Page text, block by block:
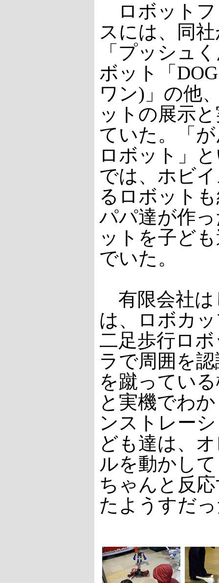
ロボットフ
スには、同
「プッシュ
ボット「
ワン)」の他
ットの展示
ていた。「
ロボット」
では、ホビ
るロボット
パパ達が作
ットを子ど
でいた。
有限会社は
は、ロボカ
二足歩行ロ
ラで周囲を
を蹴ってい
と実機でわ
ンストレー
ども達は、
ルを動かし
ちゃんと反
たようすだ